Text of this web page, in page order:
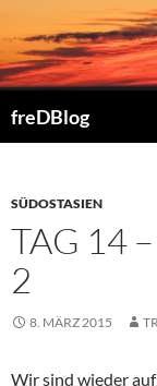
Inhalt
springen
freDBlog
SÜDOSTASIEN
TAG 14
2
8. MÄRZ 2015
Wir sind wieder